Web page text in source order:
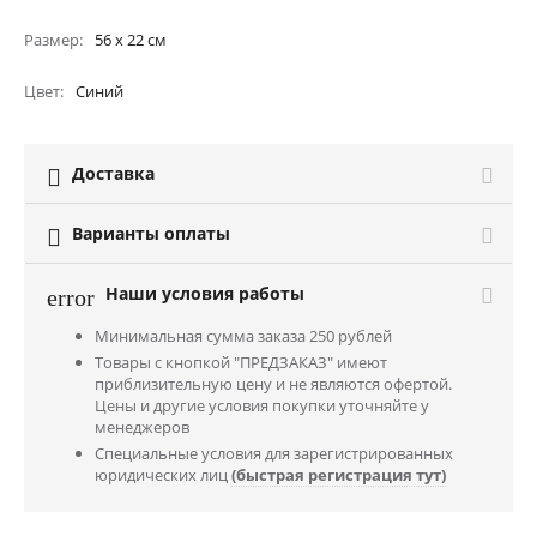
Размер 56 х 22 см
Цвет Синий
 Доставка
 Варианты оплаты
error Наши условия работы
Минимальная сумма заказа 250 рублей
Товары с кнопкой "ПРЕДЗАКАЗ" имеют
приблизительную цену и не являются офертой.
Цены и другие условия покупки уточняйте у
менеджеров
Специальные условия для зарегистрированных
юридических лиц(быстрая регистрация тут)